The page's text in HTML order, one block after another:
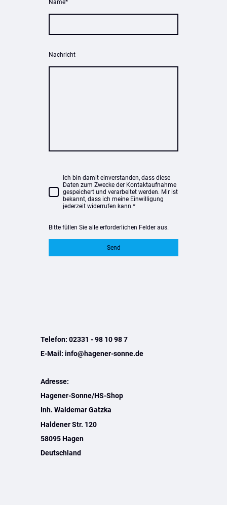
Name*
Nachricht
Ich bin damit einverstanden, dass diese
Daten zum Zwecke der Kontaktaufnahme
gespeichert und verarbeitet werden. Mir ist
bekannt, dass ich meine Einwilligung
jederzeit widerrufen kann.*
Bitte füllen Sie alle erforderlichen Felder aus.
Send
Telefon: 02331 - 98 10 98 7
E-Mail: info@hagener-sonne.de
Adresse:
Hagener-Sonne/HS-Shop
Inh. Waldemar Gatzka
Haldener Str. 120
58095 Hagen
Deutschland